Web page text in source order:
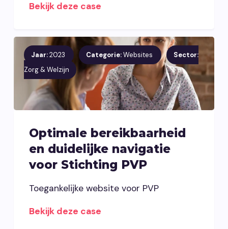
Bekijk deze case
Jaar:2023 Categorie:Websites
Sector:
Zorg & Welzijn
Optimale bereikbaarheid
en duidelijke navigatie
voor Stichting PVP
Toegankelijke website voor PVP
Bekijk deze case